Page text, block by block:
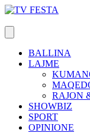
Skip
content
BALLINA
LAJME
RAJON
SHOWBIZ
SPORT
OPINIONE